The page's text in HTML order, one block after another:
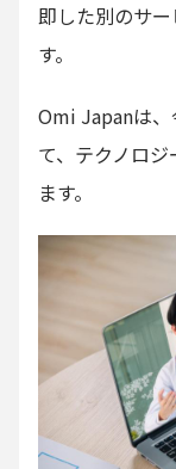
即した別のサ
す。
Omi Japanは
て、テクノロ
ます。